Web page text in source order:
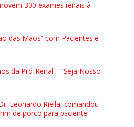
300 exames renais à
das Mãos” com Pacientes e
da Pró-Renal – “Seja Nosso
Leonardo Riella, comandou
de porco para paciente